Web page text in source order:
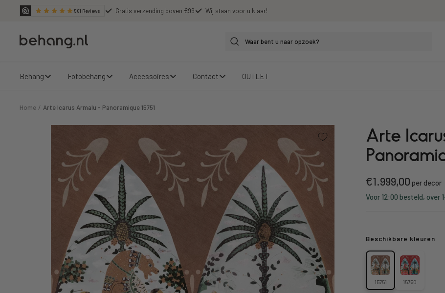
561 Reviews Gratis verzending boven €99 Wij staan voor u klaar!
Behang.nl
Behang Fotobehang Accessoires Contact OUTLET
Home Arte Icarus Armalu - Panoramique 15751
Arte
Kortings
prijs
€1.999,00 per decor
Voor 12:00 besteld, over
Beschikbare kleuren
15751 15750